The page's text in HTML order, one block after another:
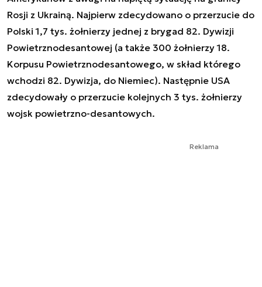
Rosji z Ukrainą. Najpierw zdecydowano o przerzucie do
Polski 1,7 tys. żołnierzy jednej z brygad 82. Dywizji
Powietrznodesantowej (a także 300 żołnierzy 18.
Korpusu Powietrznodesantowego, w skład którego
wchodzi 82. Dywizja, do Niemiec). Następnie USA
zdecydowały o przerzucie kolejnych 3 tys. żołnierzy
wojsk powietrzno-desantowych.
Reklama